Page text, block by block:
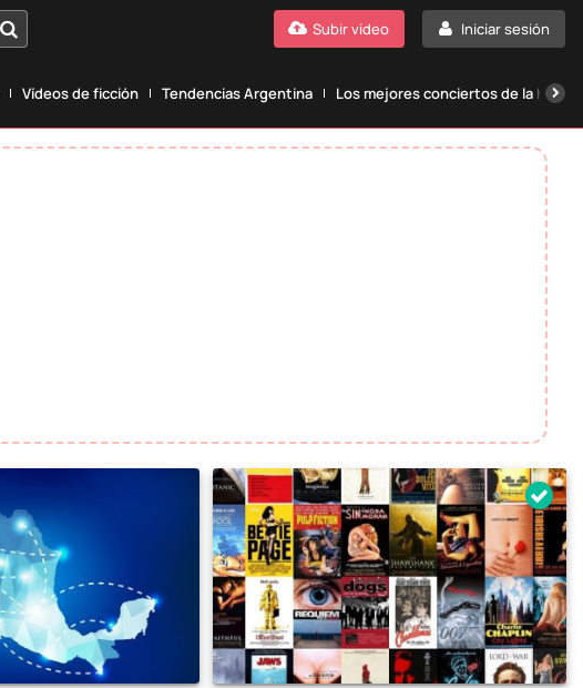
Iniciar sesión
Subir vídeo
Vídeos de ficción Tendencias Argentina Los mejores conciertos de la